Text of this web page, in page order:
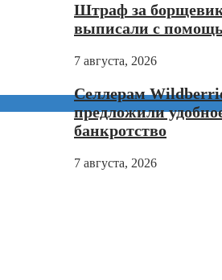
Штраф за
выписали с
7 августа, 2026
Селлерам
предложили
банкротство
7 августа, 2026